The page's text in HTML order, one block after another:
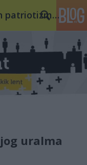
Fent és lent - gátlástalan patriotizmus
uralma